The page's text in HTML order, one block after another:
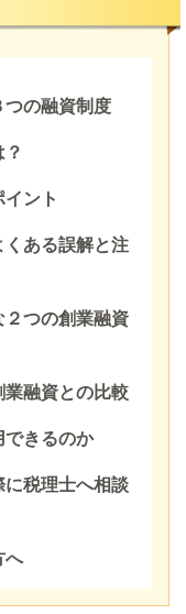
つの融資制度
ント
ある誤解と注
つの創業融資
融資との比較
できるのか
税理士へ相談
へ